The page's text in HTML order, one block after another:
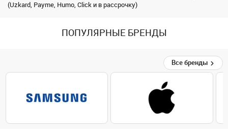
(Uzkard, Payme, Humo, Click и в рассрочку)
ПОПУЛЯРНЫЕ БРЕНДЫ
Все бренды